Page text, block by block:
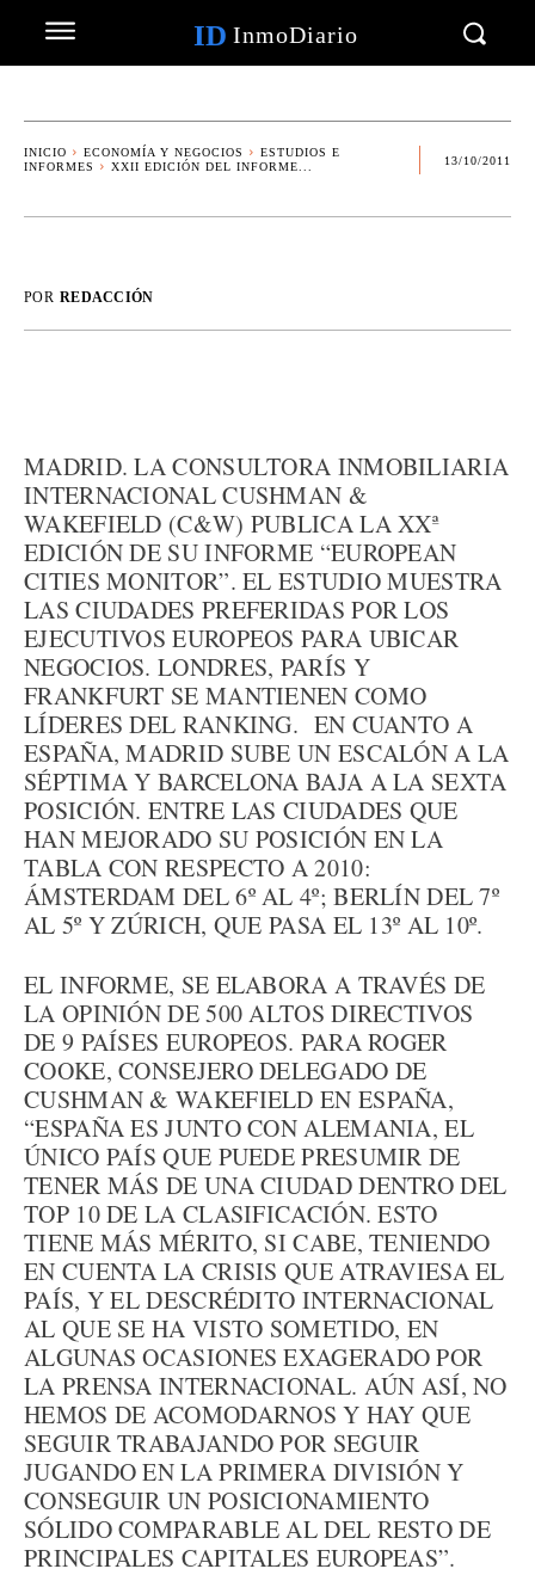
ID InmoDiario
INICIO ECONOMÍA Y NEGOCIOS
ESTUDIOS E
INFORMES
XXII EDICIÓN DEL INFORME...
13/10/2011
POR REDACCIÓN
MADRID. LA CONSULTORA INMOBILIARIA
INTERNACIONAL CUSHMAN &
WAKEFIELD (C&W) PUBLICA LA XXª
EDICIÓN DE SU INFORME “EUROPEAN
CITIES MONITOR”. EL ESTUDIO MUESTRA
LAS CIUDADES PREFERIDAS POR LOS
EJECUTIVOS EUROPEOS PARA UBICAR
NEGOCIOS. LONDRES, PARÍS Y
FRANKFURT SE MANTIENEN COMO
LÍDERES DEL RANKING. EN CUANTO A
ESPAÑA, MADRID SUBE UN ESCALÓN A LA
SÉPTIMA Y BARCELONA BAJA A LA SEXTA
POSICIÓN. ENTRE LAS CIUDADES QUE
HAN MEJORADO SU POSICIÓN EN LA
TABLA CON RESPECTO A 2010:
ÁMSTERDAM DEL 6º AL 4º; BERLÍN DEL 7º
AL 5º Y ZÚRICH, QUE PASA EL 13º AL 10º.
EL INFORME, SE ELABORA A TRAVÉS DE
LA OPINIÓN DE 500 ALTOS DIRECTIVOS
DE 9 PAÍSES EUROPEOS. PARA ROGER
COOKE, CONSEJERO DELEGADO DE
CUSHMAN & WAKEFIELD EN ESPAÑA,
“ESPAÑA ES JUNTO CON ALEMANIA, EL
ÚNICO PAÍS QUE PUEDE PRESUMIR DE
TENER MÁS DE UNA CIUDAD DENTRO DEL
TOP 10 DE LA CLASIFICACIÓN. ESTO
TIENE MÁS MÉRITO, SI CABE, TENIENDO
EN CUENTA LA CRISIS QUE ATRAVIESA EL
PAÍS, Y EL DESCRÉDITO INTERNACIONAL
AL QUE SE HA VISTO SOMETIDO, EN
ALGUNAS OCASIONES EXAGERADO POR
LA PRENSA INTERNACIONAL. AÚN ASÍ, NO
HEMOS DE ACOMODARNOS Y HAY QUE
SEGUIR TRABAJANDO POR SEGUIR
JUGANDO EN LA PRIMERA DIVISIÓN Y
CONSEGUIR UN POSICIONAMIENTO
SÓLIDO COMPARABLE AL DEL RESTO DE
PRINCIPALES CAPITALES EUROPEAS”.